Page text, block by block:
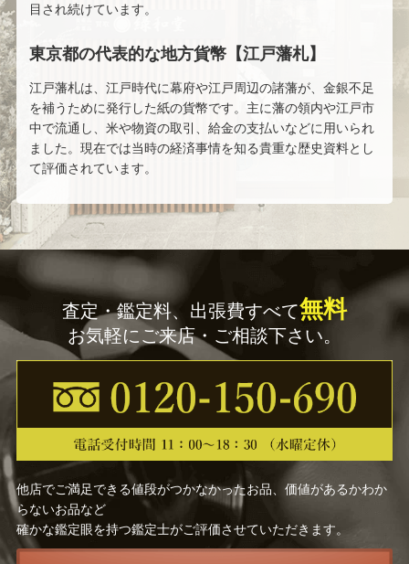
目され続けています。
東京都の代表的な地方貨幣【江戸藩札】
江戸藩札は、江戸時代に幕府や江戸周辺の諸藩が、金銀不足
を補うために発行した紙の貨幣です。主に藩の領内や江戸市
中で流通し、米や物資の取引、給金の支払いなどに用いられ
ました。現在では当時の経済事情を知る貴重な歴史資料とし
て評価されています。
査定・鑑定料、出張費すべて無料
お気軽にご来店・ご相談下さい。
他店でご満足できる値段がつかなかったお品、価値があるかわか
らないお品など
確かな鑑定眼を持つ鑑定士がご評価させていただきます。